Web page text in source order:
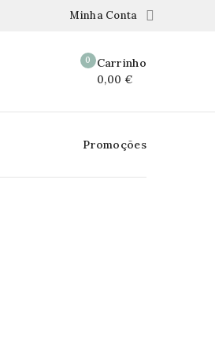
Minha Conta 
0 Carrinho
0,00 €
Promoções